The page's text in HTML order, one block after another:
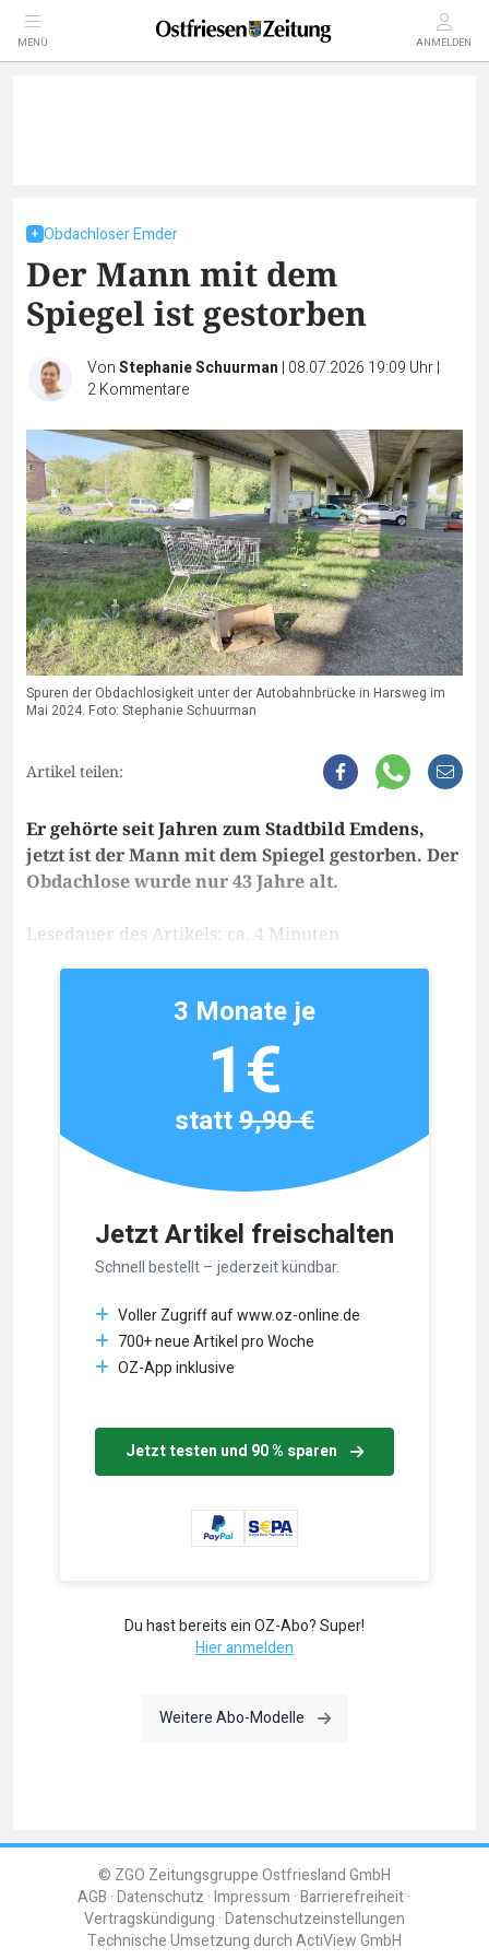
MENÜ ANMELDEN
Obdachloser Emder
Der Mann mit dem
Spiegel ist gestorben
VonStephanie Schuurman | 08.07.2026 19:09 Uhr|
2Kommentare
Spuren der Obdachlosigkeit unter der Autobahnbrücke in Harsweg im
Mai 2024. Foto: Stephanie Schuurman
Artikel teilen:
Er gehörte seit Jahren zum Stadtbild Emdens,
jetzt ist der Mann mit dem Spiegel gestorben. Der
Obdachlose wurde nur 43 Jahre alt.
Lesedauer des Artikels: ca. 4 Minuten
Jetzt Artikel freischalten
Schnell bestellt – jederzeit kündbar.
Voller Zugriff auf www.oz-online.de
700+ neue Artikel pro Woche
OZ-App inklusive
Jetzt testen und 90 % sparen
3 Monate je
1€
statt9,90 €
Du hast bereits ein OZ-Abo? Super!
Hier anmelden
Weitere Abo-Modelle
© ZGO Zeitungsgruppe Ostfriesland GmbH
AGB Datenschutz Impressum Barrierefreiheit
Vertragskündigung Datenschutzeinstellungen
Technische Umsetzung durchActiView GmbH